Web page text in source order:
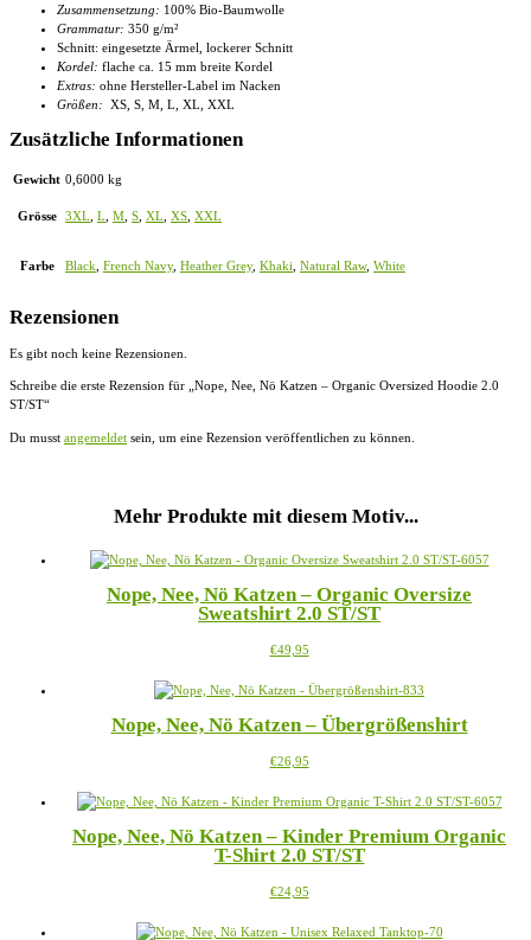
Zusammensetzung: 100% Bio-Baumwolle
Grammatur: 350 g/m²
Schnitt: eingesetzte Ärmel, lockerer Schnitt
Kordel: flache ca. 15 mm breite Kordel
Extras: ohne Hersteller-Label im Nacken
Größen: XS, S, M, L, XL, XXL
Zusätzliche Informationen
Gewicht 0,6000 kg
Grösse 3XL L M S XL XS XXL
Farbe Black French Navy, Heather Grey, Khaki Natural Raw, White
Rezensionen
Es gibt noch keine Rezensionen.
Schreibe die erste Rezension für „Nope, Nee, Nö Katzen – Organic Oversized Hoodie 2.0
ST/ST“
Du musst angemeldet sein, um eine Rezension veröffentlichen zu können.
Mehr Produkte mit diesem Motiv...
Nope, Nee, Nö Katzen – Organic Oversize
Sweatshirt 2.0 ST/ST
€49,95Dieses
weist
Varianten
Die
können
der
Produktseite
werden
Nope, Nee, Nö Katzen – Übergrößenshirt
€26,95Dieses
weist
Varianten
auf.
Optionen
auf
Nope, Nee, Nö Katzen – Kinder Premium Organic
T-Shirt 2.0 ST/ST
€24,95Dieses
weist